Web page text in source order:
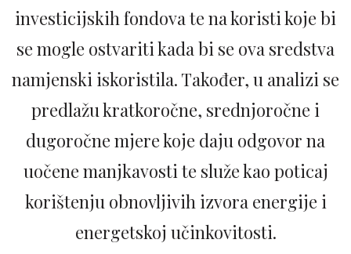
investicijskih fondova te na koristi koje bi
se mogle ostvariti kada bi se ova sredstva
namjenski iskoristila. Također, u analizi se
predlažu kratkoročne, srednjoročne i
dugoročne mjere koje daju odgovor na
uočene manjkavosti te služe kao poticaj
korištenju obnovljivih izvora energije i
energetskoj učinkovitosti.